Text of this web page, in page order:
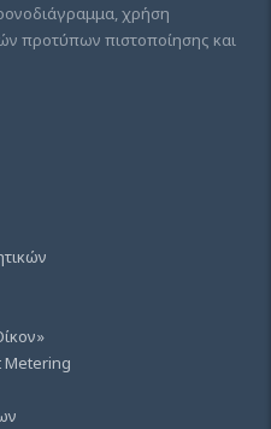
χρήση
προτύπων πιστοποίησης και
Metering